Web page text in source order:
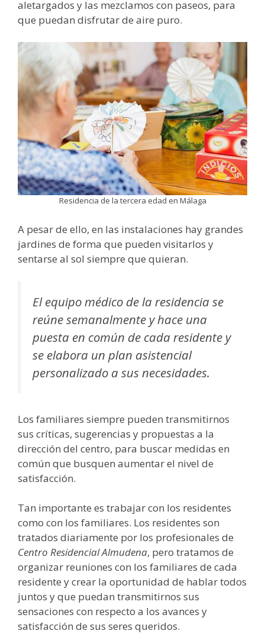
aletargados y las mezclamos con paseos, para
que puedan disfrutar de aire puro.
Residencia de la tercera edad en Málaga
A pesar de ello, en las instalaciones hay grandes
jardines de forma que pueden visitarlos y
sentarse al sol siempre que quieran.
El equipo médico de la residencia se
reúne semanalmente y hace una
puesta en común de cada residente y
se elabora un plan asistencial
personalizado a sus necesidades.
Los familiares siempre pueden transmitirnos
sus críticas, sugerencias y propuestas a la
dirección del centro, para buscar medidas en
común que busquen aumentar el nivel de
satisfacción.
Tan importante es trabajar con los residentes
como con los familiares. Los residentes son
tratados diariamente por los profesionales de
Centro Residencial Almudena, pero tratamos de
organizar reuniones con los familiares de cada
residente y crear la oportunidad de hablar todos
juntos y que puedan transmitirnos sus
sensaciones con respecto a los avances y
satisfacción de sus seres queridos.